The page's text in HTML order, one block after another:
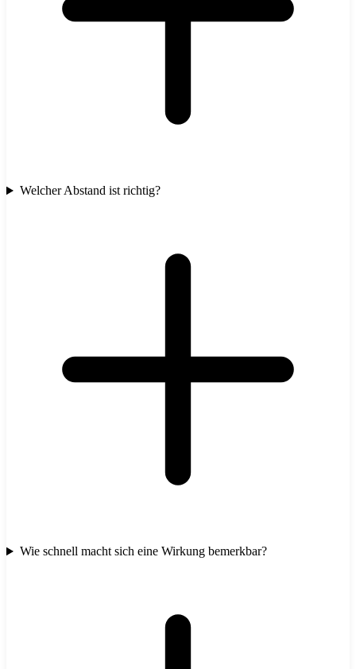
Welcher Abstand ist richtig?
Wie schnell macht sich eine Wirkung bemerkbar?